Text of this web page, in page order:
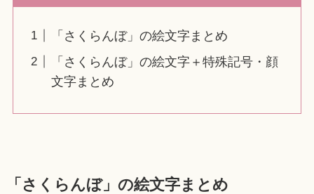
「さくらんぼ」の絵文字まとめ
「さくらんぼ」の絵文字＋特殊記号・顔
文字まとめ
「さくらんぼ」の絵文字まとめ